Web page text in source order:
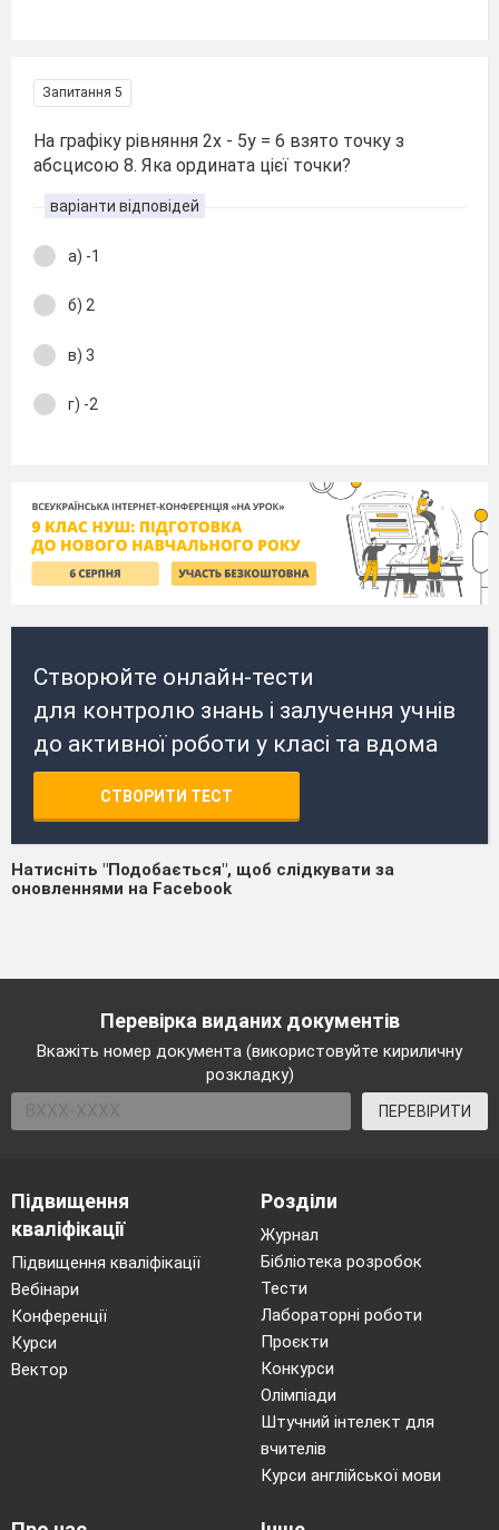
Запитання 5
На графіку рівняння 2х - 5у = 6 взято точку з
абсцисою 8. Яка ордината цієї точки?
варіанти відповідей
а) -1
б) 2
в) 3
г) -2
Створюйте онлайн-тести
для контролю знань і залучення учнів
до активної роботи у класі та вдома
СТВОРИТИ ТЕСТ
Натисніть "Подобається", щоб слідкувати за
оновленнями на Facebook
Перевірка виданих документів
Вкажіть номер документа (використовуйте кириличну
розкладку)
ПЕРЕВІРИТИ
Підвищення
кваліфікації
Підвищення кваліфікації
Вебінари
Конференції
Курси
Вектор
Розділи
Журнал
Бібліотека розробок
Тести
Лабораторні роботи
Проєкти
Конкурси
Олімпіади
Штучний інтелект для
вчителів
Курси англійської мови